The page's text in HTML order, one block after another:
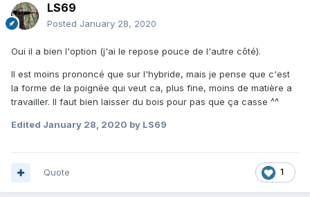
LS69
Posted January 28, 2020
Oui il a bien l'option (j'ai le repose pouce de l'autre côté).
Il est moins prononcé que sur l'hybride, mais je pense que c'est
la forme de la poignée qui veut ca, plus fine, moins de matière a
travailler. Il faut bien laisser du bois pour pas que ça casse ^^
Edited January 28, 2020 by LS69
1
Quote